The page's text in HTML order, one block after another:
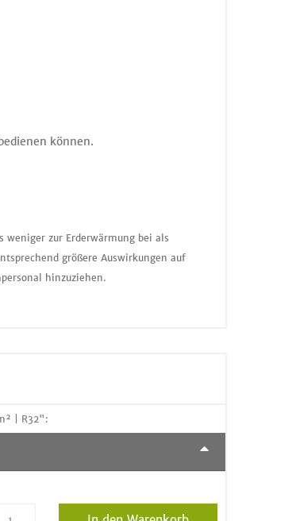
können.
zur Erderwärmung bei als
größere Auswirkungen auf
hinzuziehen.
| R32":